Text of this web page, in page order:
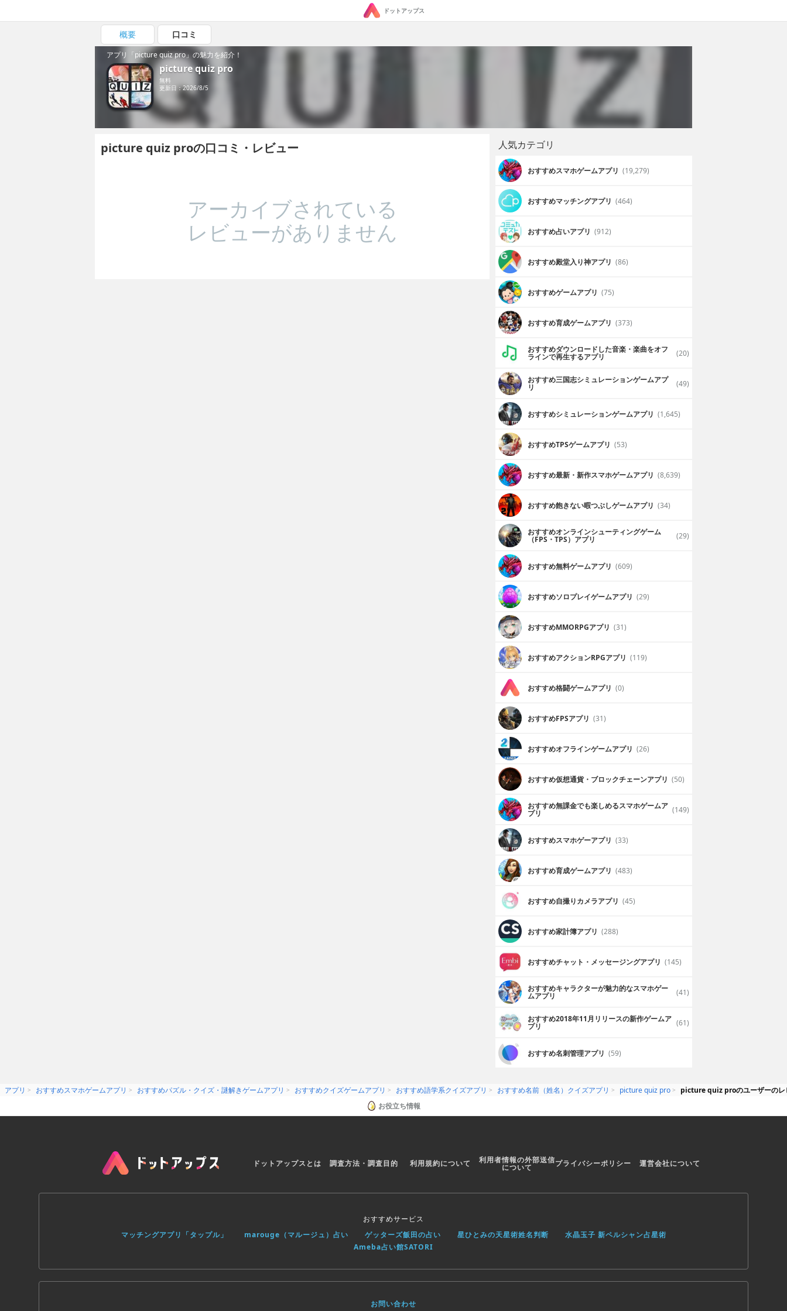
ドットアップス
概要 口コミ
アプリ「picture quiz pro」の魅力を紹介！
picture quiz pro
無料
更新日：2026/8/5
picture quiz proの口コミ・レビュー
アーカイブされている
レビューがありません
人気カテゴリ
おすすめスマホゲームアプリ (19,279)
おすすめマッチングアプリ (464)
おすすめ占いアプリ (912)
おすすめ殿堂入り神アプリ (86)
おすすめゲームアプリ (75)
おすすめ育成ゲームアプリ (373)
おすすめダウンロードした音楽・楽曲をオフ
ラインで再生するアプリ (20)
おすすめ三国志シミュレーションゲームアプ
リ (49)
おすすめシミュレーションゲームアプリ (1,645)
おすすめTPSゲームアプリ (53)
おすすめ最新・新作スマホゲームアプリ (8,639)
おすすめ飽きない暇つぶしゲームアプリ (34)
おすすめオンラインシューティングゲーム
（FPS・TPS）アプリ (29)
おすすめ無料ゲームアプリ (609)
おすすめソロプレイゲームアプリ (29)
おすすめ MMORPGアプリ (31)
おすすめアクションRPGアプリ (119)
おすすめ格闘ゲームアプリ (0)
おすすめFPSアプリ (31)
おすすめオフラインゲームアプリ (26)
おすすめ仮想通貨・ブロックチェーンアプリ (50)
おすすめ無課金でも楽しめるスマホゲームア
プリ (149)
おすすめスマホゲーアプリ (33)
おすすめ育成ゲームアプリ (483)
おすすめ自撮りカメラアプリ (45)
おすすめ家計簿アプリ (288)
おすすめチャット・メッセージングアプリ (145)
おすすめキャラクターが魅力的なスマホゲー
ムアプリ (41)
おすすめ2018年11月リリースの新作ゲームア
プリ (61)
おすすめ名刺管理アプリ (59)
アプリ おすすめスマホゲームアプリ おすすめパズル・クイズ・謎解きゲームアプリ おすすめクイズゲームアプリ おすすめ語学系クイズアプリ おすすめ名前（姓名）クイズアプリ picture quiz pro
picture quiz proのユーザーのレ
お役立ち情報
ドットアップスとは 調査方法・調査目的 利用規約について 利用者情報の外部送信
について プライバシーポリシー 運営会社について
おすすめサービス
マッチングアプリ「タップル」
marouge（マルージュ）占い ゲッターズ飯田の占い 星ひとみの天星術姓名判断
水晶玉子 新ペルシャン占星術
Ameba占い館SATORI
お問い合わせ